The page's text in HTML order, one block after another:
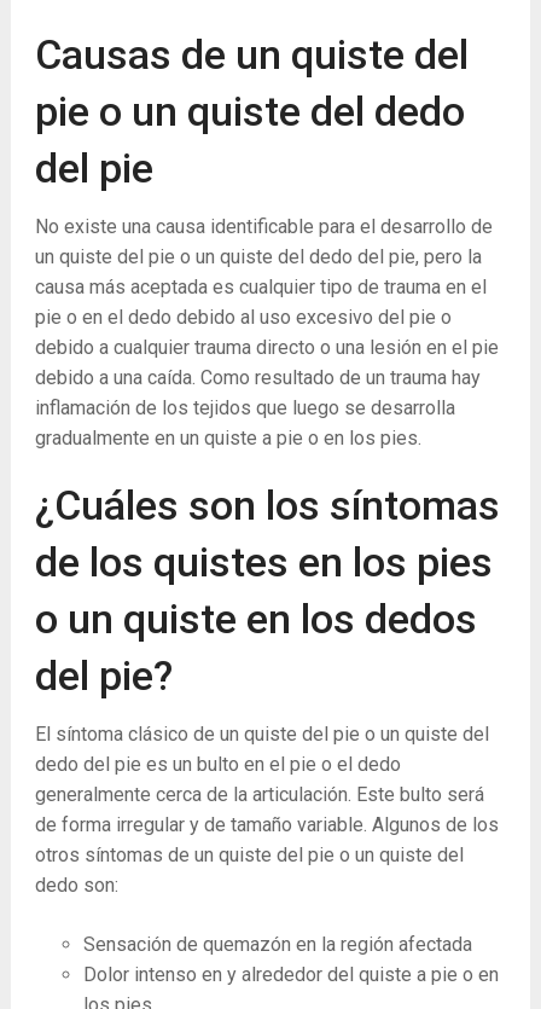
Causas de un quiste del
pie o un quiste del dedo
del pie
No existe una causa identificable para el desarrollo de
un quiste del pie o un quiste del dedo del pie, pero la
causa más aceptada es cualquier tipo de trauma en el
pie o en el dedo debido al uso excesivo del pie o
debido a cualquier trauma directo o una lesión en el pie
debido a una caída. Como resultado de un trauma hay
inflamación de los tejidos que luego se desarrolla
gradualmente en un quiste a pie o en los pies.
¿Cuáles son los síntomas
de los quistes en los pies
o un quiste en los dedos
del pie?
El síntoma clásico de un quiste del pie o un quiste del
dedo del pie es un bulto en el pie o el dedo
generalmente cerca de la articulación. Este bulto será
de forma irregular y de tamaño variable. Algunos de los
otros síntomas de un quiste del pie o un quiste del
dedo son:
Sensación de quemazón en la región afectada
Dolor intenso en y alrededor del quiste a pie o en